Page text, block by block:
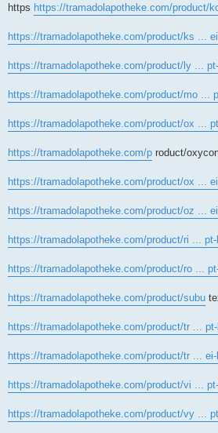
https https://tramadolapotheke.com/product/
https://tramadolapotheke.com/product/ks ...
https://tramadolapotheke.com/product/ly ...
https://tramadolapotheke.com/product/mo ...
https://tramadolapotheke.com/product/ox ...
https://tramadolapotheke.com/p roduct/
https://tramadolapotheke.com/product/ox ...
https://tramadolapotheke.com/product/oz ...
https://tramadolapotheke.com/product/ri ...
https://tramadolapotheke.com/product/ro ...
https://tramadolapotheke.com/product/subu
https://tramadolapotheke.com/product/tr ...
https://tramadolapotheke.com/product/tr ...
https://tramadolapotheke.com/product/vi ...
https://tramadolapotheke.com/product/vy ...